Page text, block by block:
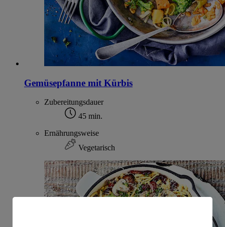
Gemüsepfanne mit Kürbis
Zubereitungsdauer
45 min.
Ernährungsweise
Vegetarisch